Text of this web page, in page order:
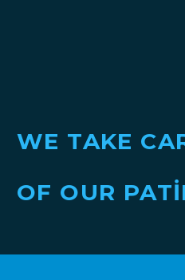
WE TAKE
OF OUR